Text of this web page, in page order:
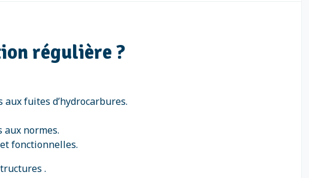
régulière ?
fuites d’hydrocarbures.
normes.
fonctionnelles.
.